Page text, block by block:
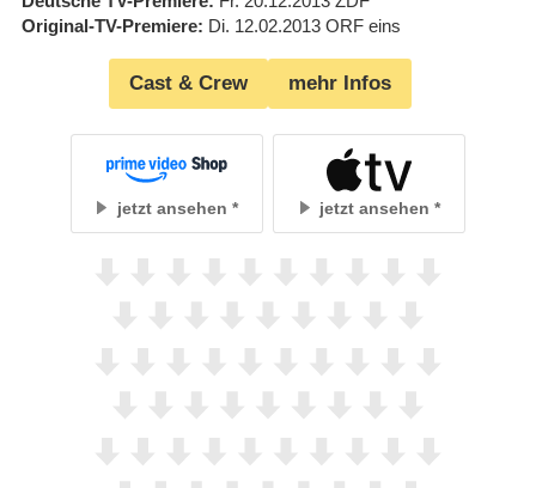
Original-TV-Premiere Di. 12.02.2013 ORF eins
Cast & Crew mehr Infos
jetzt ansehen jetzt ansehen